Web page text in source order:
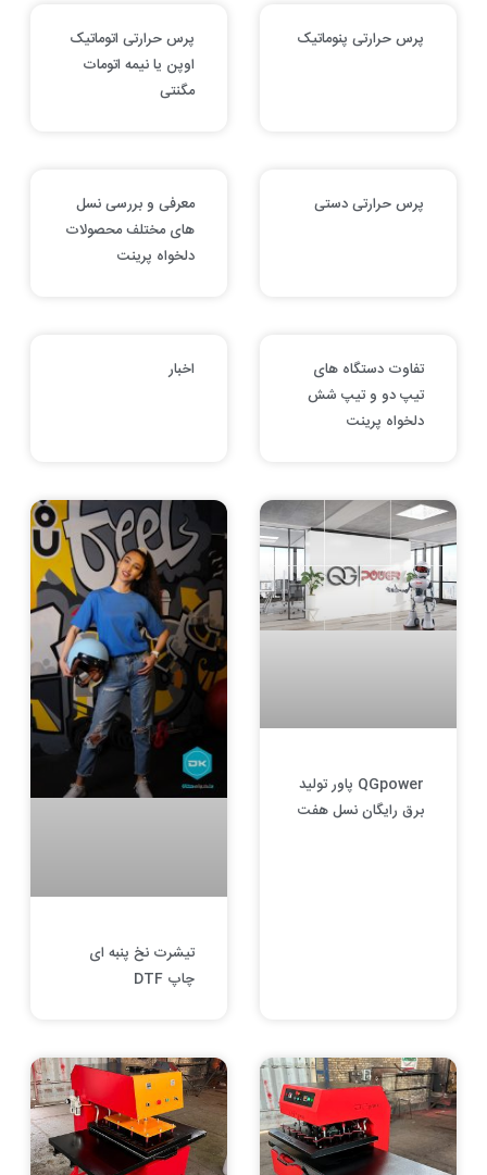
پرس حرارتی پنوماتیک
پرس حرارتی اتوماتیک
اوپن یا نیمه اتومات
مگنتی
پرس حرارتی دستی
معرفی و بررسی نسل
های مختلف محصولات
دلخواه پرینت
تفاوت دستگاه های
تیپ دو و تیپ شش
دلخواه پرینت
اخبار
QGpower پاور تولید
برق رایگان نسل هفت
تیشرت نخ پنبه ای
چاپ DTF